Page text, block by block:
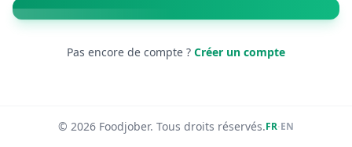
Pas encore de compte ? Créer un compte
© 2026 Foodjober. Tous droits réservés.FR·EN